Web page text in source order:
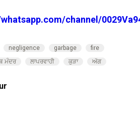
channel/
negligence garbage
fire
ਮੰਦਰ ਲਾਪਰਵਾਹੀ ਕੁੜਾ ਅੱਗ